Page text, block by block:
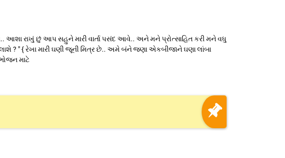
આશા રાખું છું આપ સહુને મારી વાર્તા પસંદ આવે.. અને મને પ્રોત્સાહિત કરી મને વધુ
? " { રેખા મારી ઘણી જૂની મિત્ર છે.. અમે બંને જણા એકબીજાને ઘણા લાંબા
માટે